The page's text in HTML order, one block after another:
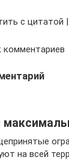
с цитатой
комментариев
на всей